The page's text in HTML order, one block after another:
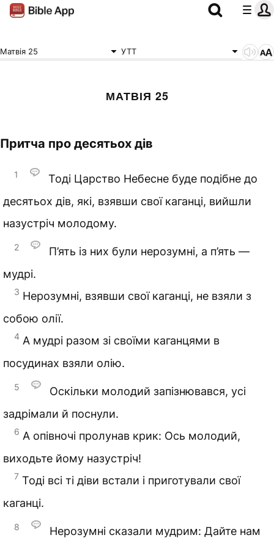
Матвія 25 УТТ
МАТВІЯ 25
Притча про десятьох дів
1
Тоді Царство Небесне буде подібне до
десятьох дів, які, взявши свої каганці, вийшли
назустріч молодому.
2
П’ять із них були нерозумні, а п’ять —
мудрі.
3 Нерозумні, взявши свої каганці, не взяли з
собою олії.
4 А мудрі разом зі своїми каганцями в
посудинах взяли олію.
5
Оскільки молодий запізнювався, усі
задрімали й поснули.
6 А опівночі пролунав крик: Ось молодий,
виходьте йому назустріч!
7 Тоді всі ті діви встали і приготували свої
каганці.
8
Нерозумні сказали мудрим: Дайте нам